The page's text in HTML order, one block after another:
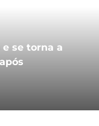
se torna a